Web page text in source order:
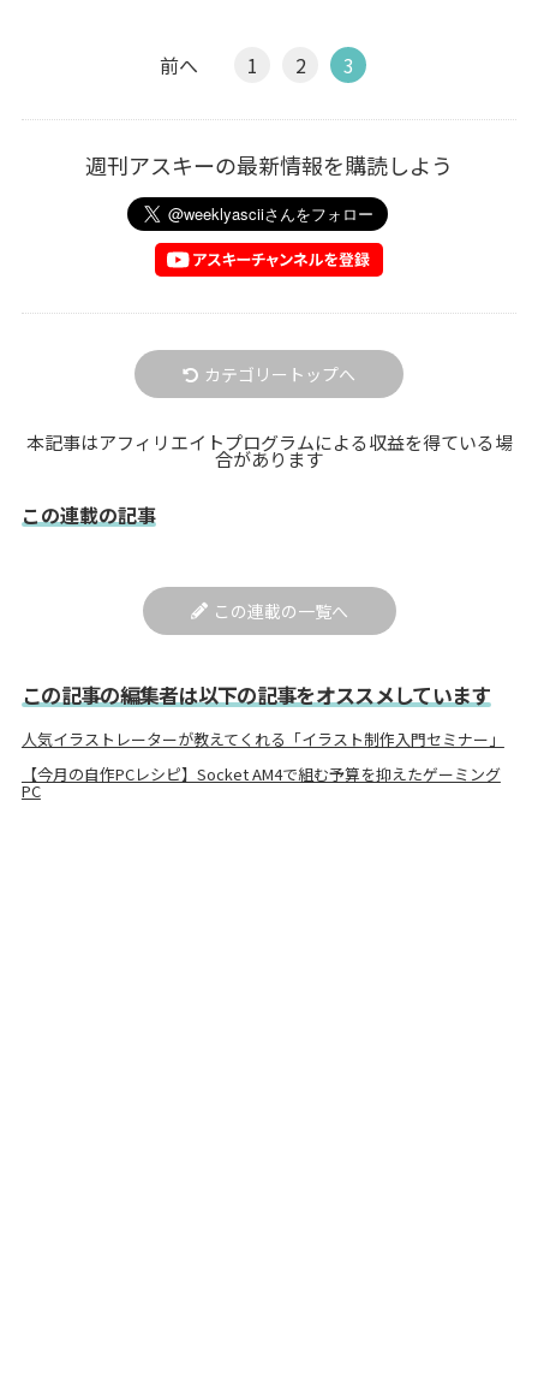
前へ 1 2 3
週刊アスキーの最新情報を購読しよう
カテゴリートップへ
本記事はアフィリエイトプログラムによる収益を得ている場
合があります
この連載の記事
この連載の一覧へ
この記事の編集者は以下の記事をオススメしています
人気イラストレーターが教えてくれる「イラスト制作入門セミナー」
【今月の自作PCレシピ】Socket AM4で組む予算を抑えたゲーミング
PC